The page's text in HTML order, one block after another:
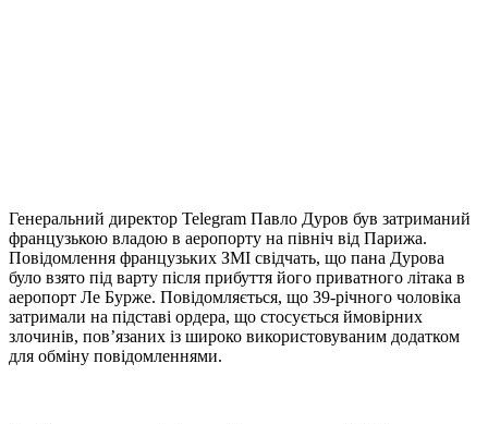
Генеральний директор Telegram Павло Дуров був затриманий
французькою владою в аеропорту на північ від Парижа.
Повідомлення французьких ЗМІ свідчать, що пана Дурова
було взято під варту після прибуття його приватного літака в
аеропорт Ле Бурже. Повідомляється, що 39-річного чоловіка
затримали на підставі ордера, що стосується ймовірних
злочинів, пов’язаних із широко використовуваним додатком
для обміну повідомленнями.